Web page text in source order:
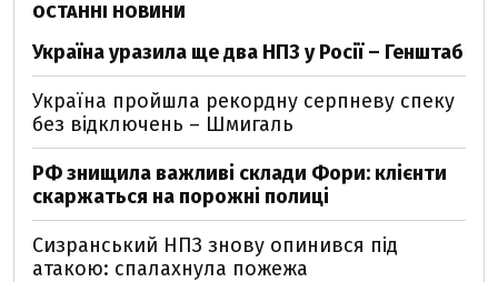
ОСТАННІ НОВИНИ
Україна уразила ще два НПЗ у Росії – Генштаб
Україна пройшла рекордну серпневу спеку
без відключень – Шмигаль
РФ знищила важливі склади Фори: клієнти
скаржаться на порожні полиці
Сизранський НПЗ знову опинився під
атакою: спалахнула пожежа